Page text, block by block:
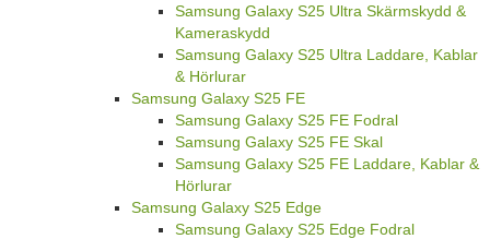
Samsung Galaxy S25 Ultra Skärmskydd &
Kameraskydd
Samsung Galaxy S25 Ultra Laddare, Kablar
& Hörlurar
Samsung Galaxy S25 FE
Samsung Galaxy S25 FE Fodral
Samsung Galaxy S25 FE Skal
Samsung Galaxy S25 FE Laddare, Kablar &
Hörlurar
Samsung Galaxy S25 Edge
Samsung Galaxy S25 Edge Fodral